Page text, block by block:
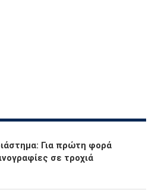
Για πρώτη φορά
σε τροχιά